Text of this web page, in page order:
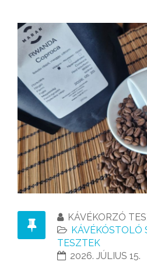
KÁVÉKORZÓ
KÁVÉKÓSTOLÓ
TESZTEK
2026. JÚLIUS 15.